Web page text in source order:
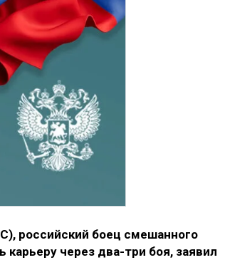
российский боец смешанного
через два-три боя, заявил